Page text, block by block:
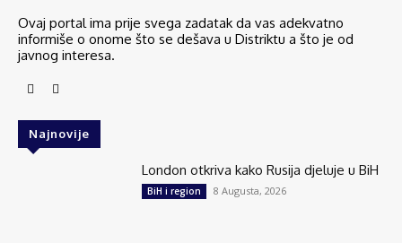
Ovaj portal ima prije svega zadatak da vas adekvatno
informiše o onome što se dešava u Distriktu a što je od
javnog interesa.
Najnovije
London otkriva kako Rusija djeluje u BiH
BiH i region 8 Augusta, 2026